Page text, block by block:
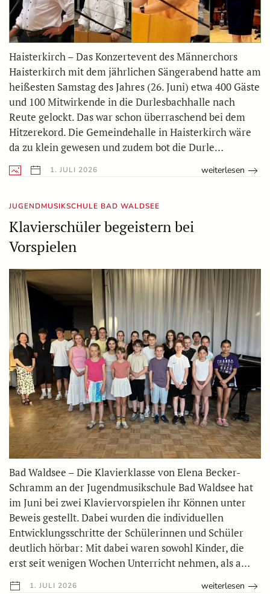
Haisterkirch – Das Konzertevent des Männerchors
Haisterkirch mit dem jährlichen Sängerabend hatte am
heißesten Samstag des Jahres (26. Juni) etwa 400 Gäste
und 100 Mitwirkende in die Durlesbachhalle nach
Reute gelockt. Das war schon überraschend bei dem
Hitzerekord. Die Gemeindehalle in Haisterkirch wäre
da zu klein gewesen und zudem bot die Durle…
1. JULI 2026 weiterlesen
JUGENDMUSIKSCHULE BAD WALDSEE
Klavierschüler begeistern bei
Vorspielen
Bad Waldsee – Die Klavierklasse von Elena Becker-
Schramm an der Jugendmusikschule Bad Waldsee hat
im Juni bei zwei Klaviervorspielen ihr Können unter
Beweis gestellt. Dabei wurden die individuellen
Entwicklungsschritte der Schülerinnen und Schüler
deutlich hörbar: Mit dabei waren sowohl Kinder, die
erst seit wenigen Wochen Unterricht nehmen, als a…
1. JULI 2026 weiterlesen